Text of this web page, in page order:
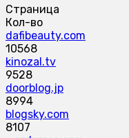
Страница
Кол-во
dafibeauty.com
10568
kinozal.tv
9528
doorblog.jp
8994
blogsky.com
8107